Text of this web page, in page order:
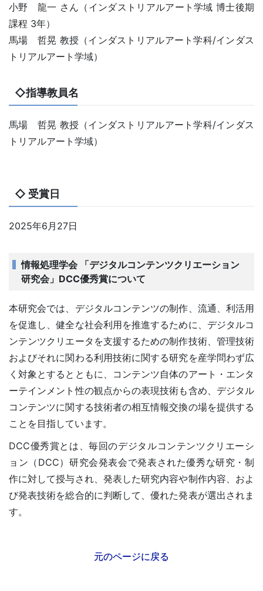
小野 龍一 さん（インダストリアルアート学域 博士後期
課程 3年）
馬場 哲晃 教授（インダストリアルアート学科/インダス
トリアルアート学域）
◇指導教員名
馬場 哲晃 教授（インダストリアルアート学科/インダス
トリアルアート学域）
◇ 受賞日
2025年6月27日
情報処理学会 「デジタルコンテンツクリエーション
研究会」DCC優秀賞について
本研究会では、デジタルコンテンツの制作、流通、利活用
を促進し、健全な社会利用を推進するために、デジタルコ
ンテンツクリエータを支援するための制作技術、管理技術
およびそれに関わる利用技術に関する研究を産学問わず広
く対象とするとともに、コンテンツ自体のアート・エンタ
ーテインメント性の観点からの表現技術も含め、デジタル
コンテンツに関する技術者の相互情報交換の場を提供する
ことを目指しています。
DCC優秀賞とは、毎回のデジタルコンテンツクリエーシ
ョン（DCC）研究会発表会で発表された優秀な研究・制
作に対して授与され、発表した研究内容や制作内容、およ
び発表技術を総合的に判断して、優れた発表が選出されま
す。
元のページに戻る